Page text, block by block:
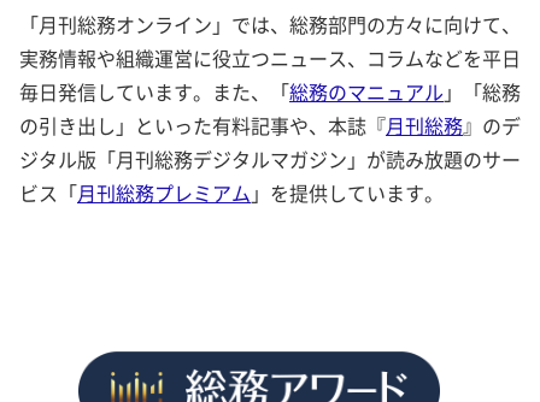
「月刊総務オンライン」では、総務部門の方々に向けて、
実務情報や組織運営に役立つニュース、コラムなどを平日
毎日発信しています。また、「総務のマニュアル 」「総務
の引き出し」といった有料記事や、本誌『月刊総務』のデ
ジタル版「月刊総務デジタルマガジン」が読み放題のサー
ビス「月刊総務プレミアム 」を提供しています。